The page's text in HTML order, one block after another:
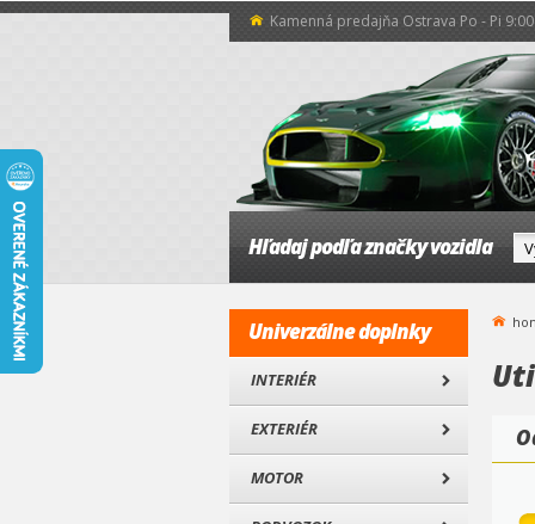
Kamenná predajňa Ostrava Po - Pi
Hľadaj podľa značky vozidla
Univerzálne doplnky
INTERIÉR
EXTERIÉR
MOTOR